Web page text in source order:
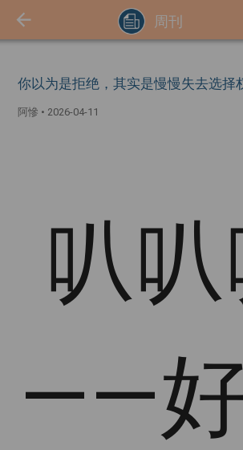
周刊
你以为是拒绝，其实是慢慢失去选择
阿慘 • 2026-04-11
叭
——